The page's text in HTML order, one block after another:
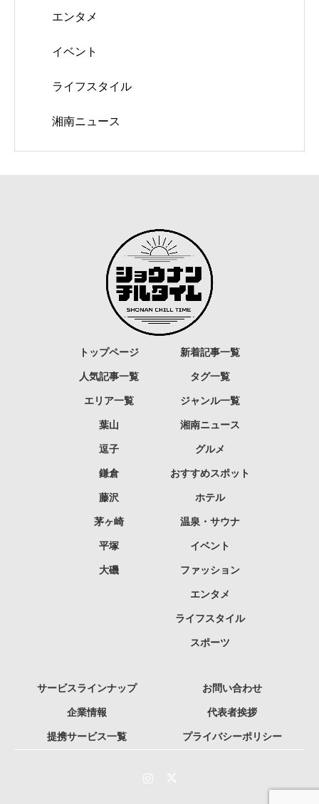
エンタメ
イベント
ライフスタイル
湘南ニュース
トップページ 新着記事一覧
人気記事一覧 タグ一覧
エリア一覧
葉山
逗子
鎌倉
藤沢
茅ヶ崎
平塚
大磯
ジャンル一覧
湘南ニュース
グルメ
おすすめスポット
ホテル
温泉・サウナ
イベント
ファッション
エンタメ
ライフスタイル
スポーツ
サービスラインナップ お問い合わせ
企業情報 代表者挨拶
提携サービス一覧 プライバシーポリシー